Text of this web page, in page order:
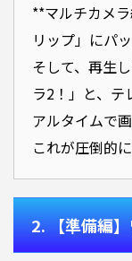
**マルチカメ
リップ」にパ
そして、再生
ラ2！」と、テ
アルタイムで
これが圧倒的
2. 【準備編